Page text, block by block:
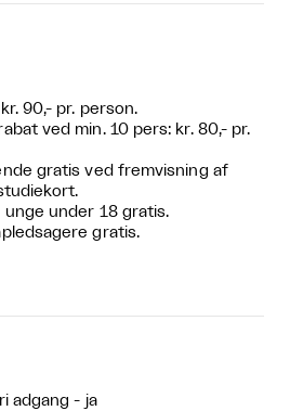
90,- pr. person.
ved min. 10 pers: kr. 80,- pr.
gratis ved fremvisning af
unge under 18 gratis.
gratis.
adgang - ja